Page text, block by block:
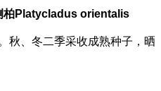
柏Platycladus orientalis
。秋、冬二季采收成熟种子，晒